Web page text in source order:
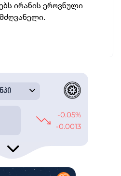
ირანის ეროვნული